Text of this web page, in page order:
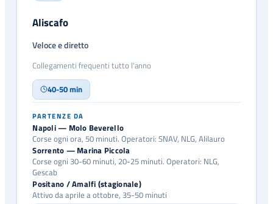
Aliscafo
Veloce e diretto
Collegamenti frequenti tutto l'anno
40-50 min
PARTENZE DA
Napoli — Molo Beverello
Corse ogni ora, 50 minuti. Operatori: SNAV, NLG, Alilauro
Sorrento — Marina Piccola
Corse ogni 30-60 minuti, 20-25 minuti. Operatori: NLG,
Gescab
Positano / Amalfi (stagionale)
Attivo da aprile a ottobre, 35-50 minuti